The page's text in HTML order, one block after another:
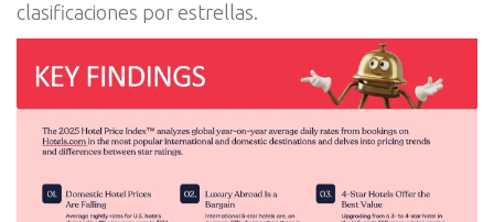
clasificaciones por estrellas.